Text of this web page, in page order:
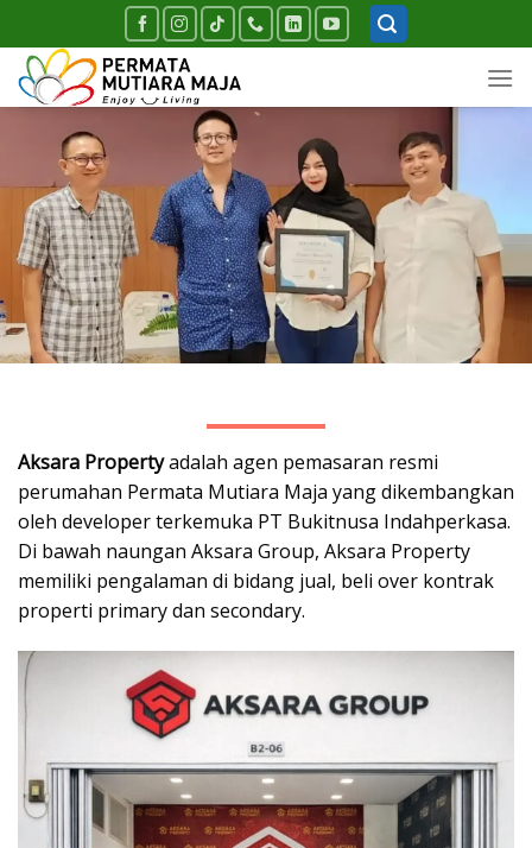
to
content
Aksara Propertyadalah agen pemasaran resmi
perumahan Permata Mutiara Maja yang dikembangkan
oleh developer terkemuka PT Bukitnusa Indahperkasa.
Di bawah naungan Aksara Group, Aksara Property
memiliki pengalaman di bidang jual, beli over kontrak
properti primary dan secondary.